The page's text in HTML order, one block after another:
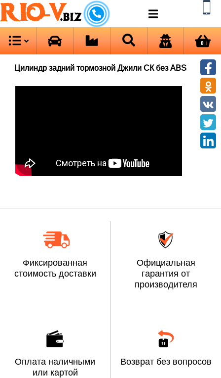
RIO-V.biz
0
Цилиндр задний тормозной Джили СК без ABS
Фиксированная
стоимость доставки
Официальная
гарантия от
производителя
Оплата наличными
или картой
Возврат без вопросов